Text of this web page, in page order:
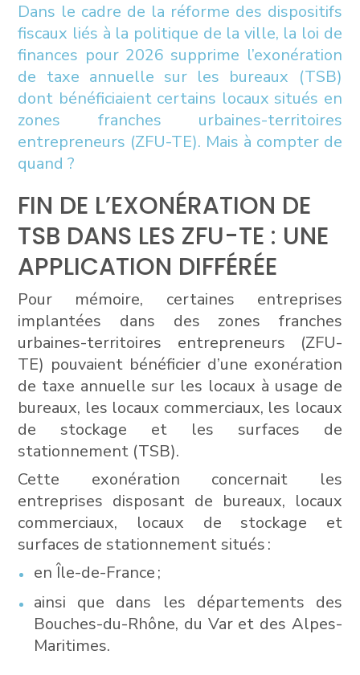
Dans le cadre de la réforme des dispositifs
fiscaux liés à la politique de la ville, la loi de
finances pour 2026 supprime l’exonération
de taxe annuelle sur les bureaux (TSB)
dont bénéficiaient certains locaux situés en
zones franches urbaines-territoires
entrepreneurs (ZFU-TE). Mais à compter de
quand ?
FIN DE L’EXONÉRATION DE
TSB DANS LES ZFU-TE : UNE
APPLICATION DIFFÉRÉE
Pour mémoire, certaines entreprises
implantées dans des zones franches
urbaines-territoires entrepreneurs (ZFU-
TE) pouvaient bénéficier d’une exonération
de taxe annuelle sur les locaux à usage de
bureaux, les locaux commerciaux, les locaux
de stockage et les surfaces de
stationnement (TSB).
Cette exonération concernait les
entreprises disposant de bureaux, locaux
commerciaux, locaux de stockage et
surfaces de stationnement situés :
en Île-de-France ;
ainsi que dans les départements des
Bouches-du-Rhône, du Var et des Alpes-
Maritimes.